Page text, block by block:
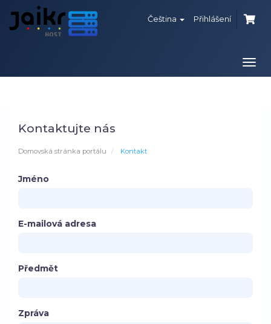
Čeština Přihlášení
Kontaktujte nás
Domovská stránka portálu Kontakt
Jméno
E-mailová adresa
Předmět
Zpráva